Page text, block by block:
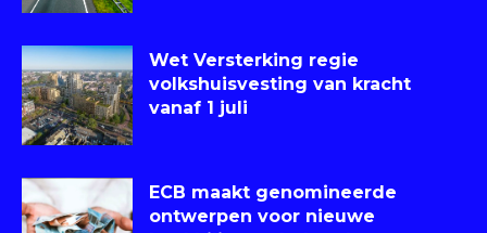
Wet Versterking regie
volkshuisvesting van kracht
vanaf 1 juli
ECB maakt genomineerde
ontwerpen voor nieuwe